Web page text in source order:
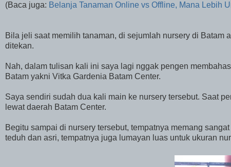
(Baca juga: Belanja Tanaman Online vs Offline, Mana Lebih
Bila jeli saat memilih tanaman, di sejumlah nursery di
ditekan.
Nah, dalam tulisan kali ini saya lagi nggak pengen
Batam yakni Vitka Gardenia Batam Center.
Saya sendiri sudah dua kali main ke nursery tersebut. Saat
lewat daerah Batam Center.
Begitu sampai di nursery tersebut, tempatnya memang
teduh dan asri, tempatnya juga lumayan luas untuk ukuran